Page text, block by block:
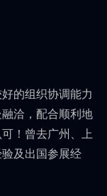
的组织协调能力
洽，配合顺利地
！曾去广州、上
及出国参展经